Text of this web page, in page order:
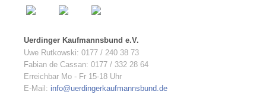
Uerdinger Kaufmannsbund e.V.
Uwe Rutkowski: 0177 / 240 38 73
Fabian de Cassan: 0177 / 332 28 64
Erreichbar Mo - Fr 15-18 Uhr
E-Mail: info@uerdingerkaufmannsbund.de